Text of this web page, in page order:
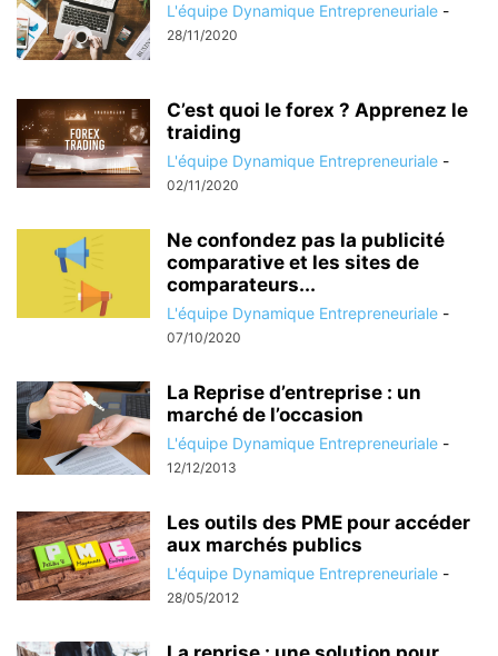
L'équipe Dynamique Entrepreneuriale -
28/11/2020
C’est quoi le forex ? Apprenez le
traiding
L'équipe Dynamique Entrepreneuriale -
02/11/2020
Ne confondez pas la publicité
comparative et les sites de
comparateurs...
L'équipe Dynamique Entrepreneuriale -
07/10/2020
La Reprise d’entreprise : un
marché de l’occasion
L'équipe Dynamique Entrepreneuriale -
12/12/2013
Les outils des PME pour accéder
aux marchés publics
L'équipe Dynamique Entrepreneuriale -
28/05/2012